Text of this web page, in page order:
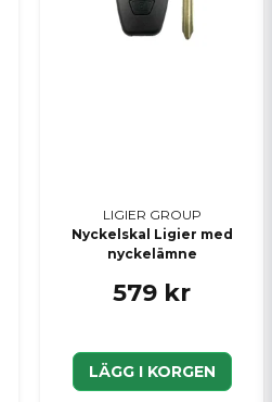
LIGIER GROUP
Nyckelskal Ligier med
nyckelämne
579 kr
LÄGG I KORGEN